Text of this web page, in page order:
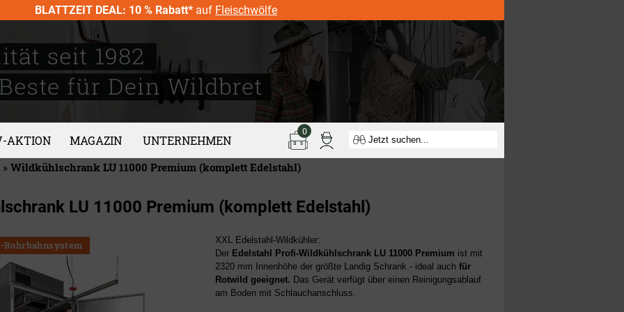
BLATTZEIT DEAL: 10 % Rabatt* auf Fleischwölfe
AKTION MAGAZIN UNTERNEHMEN
0
» Wildkühlschrank LU 11000 Premium (komplett Edelstahl)
LU 11000 Premium (komplett Edelstahl)
Rohrbahnsystem
XXL Edelstahl-Wildkühler:
Der Edelstahl Profi-Wildkühlschrank LU 11000 Premium ist mit
2320 mm Innenhöhe der größte Landig Schrank - ideal auch für
Rotwild geeignet. Das Gerät verfügt über einen Reinigungsablauf
am Boden mit Schlauchanschluss.